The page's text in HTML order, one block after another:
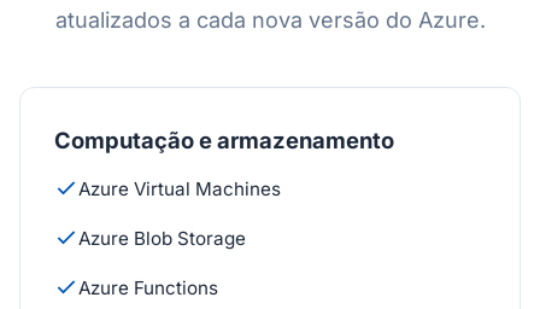
atualizados a cada nova versão do Azure.
Computação e armazenamento
Azure Virtual Machines
Azure Blob Storage
Azure Functions